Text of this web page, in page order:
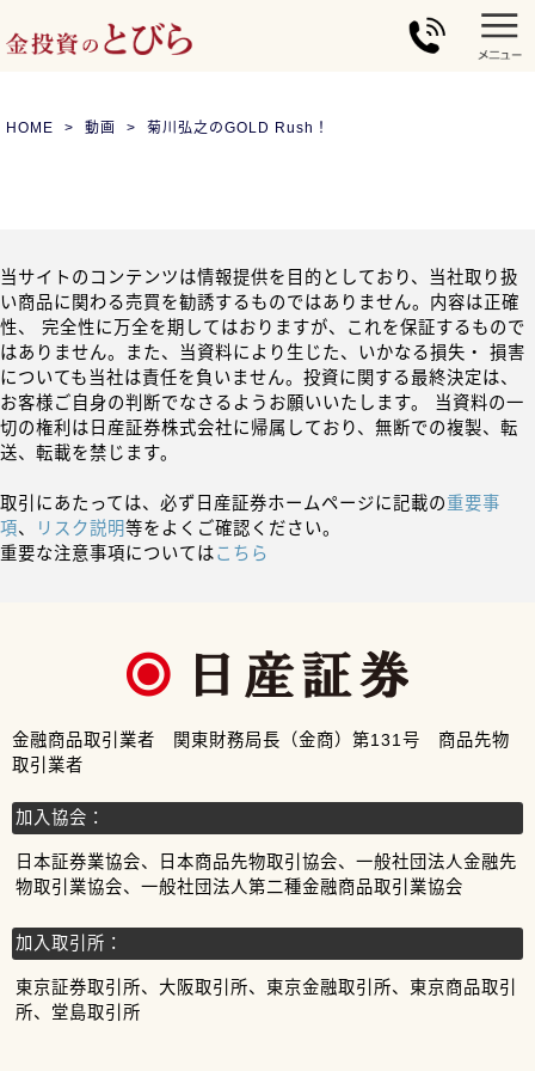
HOME 動画 菊川弘之のGOLD Rush！
当サイトのコンテンツは情報提供を目的としており、当社取り扱
い商品に関わる売買を勧誘するものではありません。内容は正確
性、 完全性に万全を期してはおりますが、これを保証するもので
はありません。また、当資料により生じた、いかなる損失・ 損害
についても当社は責任を負いません。投資に関する最終決定は、
お客様ご自身の判断でなさるようお願いいたします。 当資料の一
切の権利は日産証券株式会社に帰属しており、無断での複製、転
送、転載を禁じます。
取引にあたっては、必ず日産証券ホームページに記載の重要事
項、 リスク説明等をよくご確認ください。
重要な注意事項についてはこちら
金融商品取引業者 関東財務局長（金商）第131号 商品先物
取引業者
加入協会：
日本証券業協会、日本商品先物取引協会、一般社団法人金融先
物取引業協会、一般社団法人第二種金融商品取引業協会
加入取引所：
東京証券取引所、大阪取引所、東京金融取引所、東京商品取引
所、堂島取引所